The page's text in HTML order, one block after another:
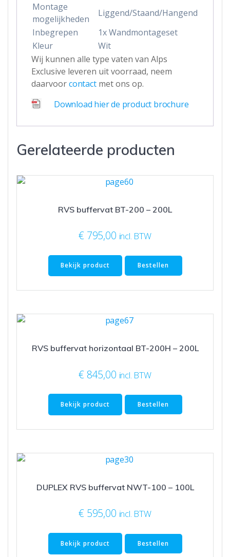
Montage
mogelijkheden
Liggend/Staand/Hangend
Inbegrepen
1x Wandmontageset
Kleur
Wit
Wij kunnen alle type vaten van Alps
Exclusive leveren uit voorraad, neem
daarvoorcontactmet ons op.
Download hier de product brochure
Gerelateerde producten
RVS buffervat BT-200 – 200L
€ 795,00 incl. BTW
Bekijk product Bestellen
RVS buffervat horizontaal BT-200H – 200L
€ 845,00 incl. BTW
Bekijk product Bestellen
DUPLEX RVS buffervat NWT-100 – 100L
€ 595,00 incl. BTW
Bekijk product Bestellen